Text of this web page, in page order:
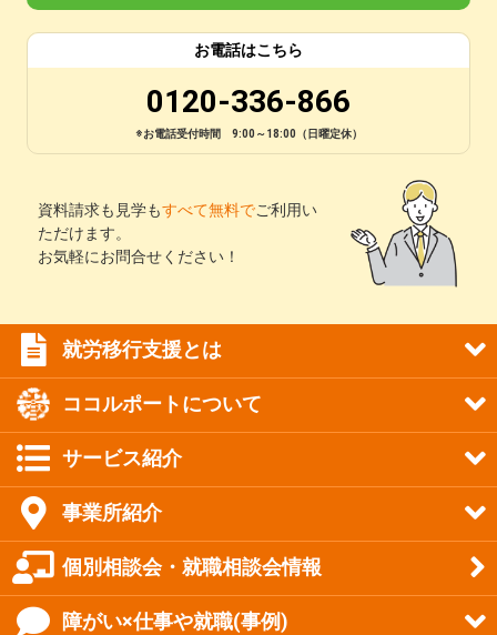
お電話はこちら
0120-336-866
※お電話受付時間 9:00～18:00（日曜定休）
資料請求も見学もすべて無料でご利用い
ただけます。
お気軽にお問合せください！
就労移行支援とは
ココルポートについて
サービス紹介
事業所紹介
個別相談会・就職相談会情報
障がい×仕事や就職(事例)